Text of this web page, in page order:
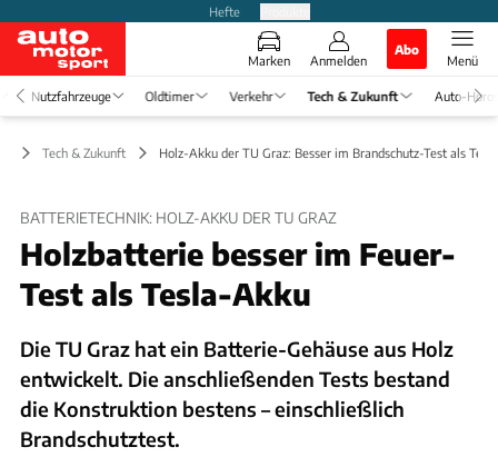
Hefte
Marken Anmelden
Abo
Menü
Nutzfahrzeuge Oldtimer Verkehr Tech & Zukunft Auto-
Tech & Zukunft Holz-Akku der TU Graz: Besser im Brandschutz-Test als
BATTERIETECHNIK: HOLZ-AKKU DER TU GRAZ
Holzbatterie besser im Feuer-
Test als Tesla-Akku
Die TU Graz hat ein Batterie-Gehäuse aus Holz
entwickelt. Die anschließenden Tests bestand
die Konstruktion bestens – einschließlich
Brandschutztest.